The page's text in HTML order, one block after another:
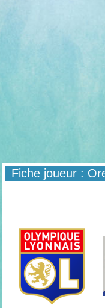
Fiche joueur :